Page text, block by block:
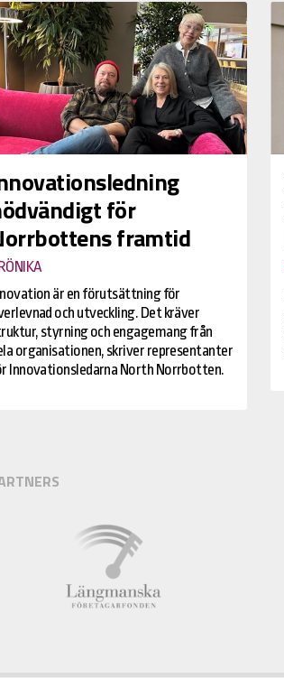
för
framtid
är en förutsättning för
och utveckling. Det kräver
styrning och engagemang från
organisationen, skriver representanter
Innovationsledarna North Norrbotten.